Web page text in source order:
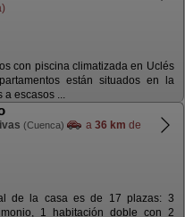
con piscina climatizada en Uclés
están situados en la
a escasos ...
(Cuenca) a 36 km de
de la casa es de 17 plazas: 3
1 habitación doble con 2